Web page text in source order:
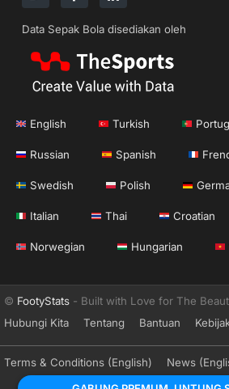
Data Sepak Bola disediakan oleh
English Turkish
Russian Spanish
Swedish Polish
Italian Thai Croatian
Norwegian Hungarian
© FootyStats - Built with Love for The
Hubungi Kita
Tentang Bantuan
Terms & Conditions (English) News